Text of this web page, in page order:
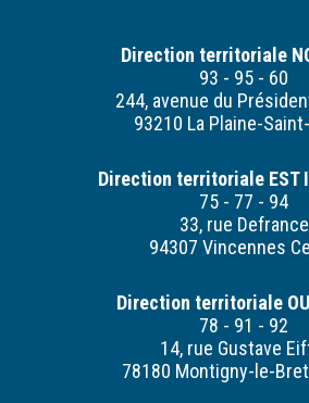
Direction territoriale
93 - 95 - 60
244, avenue du
93210 La Plaine-
Direction territoriale EST
75 - 77 - 94
33, rue Defrance
94307 Vincennes
Direction territoriale
78 - 91 - 92
14, rue Gustave
78180 Montigny-le-